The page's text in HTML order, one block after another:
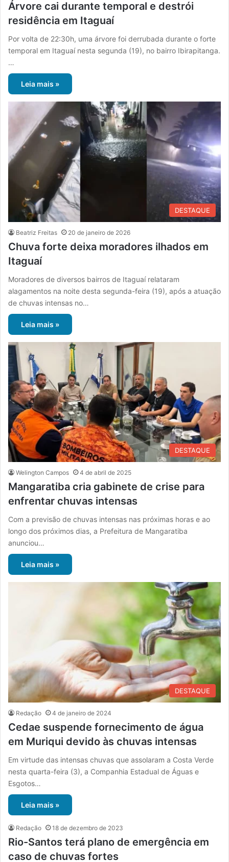
Árvore cai durante temporal e destrói
residência em Itaguaí
Por volta de 22:30h, uma árvore foi derrubada durante o forte
temporal em Itaguaí nesta segunda (19), no bairro Ibirapitanga.
…
Leia mais »
DESTAQUE
Beatriz Freitas 20 de janeiro de 2026
Chuva forte deixa moradores ilhados em
Itaguaí
Moradores de diversos bairros de Itaguaí relataram
alagamentos na noite desta segunda-feira (19), após a atuação
de chuvas intensas no…
Leia mais »
DESTAQUE
Welington Campos 4 de abril de 2025
Mangaratiba cria gabinete de crise para
enfrentar chuvas intensas
Com a previsão de chuvas intensas nas próximas horas e ao
longo dos próximos dias, a Prefeitura de Mangaratiba
anunciou…
Leia mais »
DESTAQUE
Redação 4 de janeiro de 2024
Cedae suspende fornecimento de água
em Muriqui devido às chuvas intensas
Em virtude das intensas chuvas que assolaram a Costa Verde
nesta quarta-feira (3), a Companhia Estadual de Águas e
Esgotos…
Leia mais »
Redação 18 de dezembro de 2023
Rio-Santos terá plano de emergência em
caso de chuvas fortes